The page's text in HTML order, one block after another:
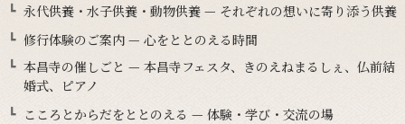
永代供養・水子供養・動物供養 — それぞれの想いに寄り添う供養
修行体験のご案内 — 心をととのえる時間
本昌寺の催しごと — 本昌寺フェスタ、きのえねまるしぇ、仏前結
婚式、ピアノ
こころとからだをととのえる — 体験・学び・交流の場